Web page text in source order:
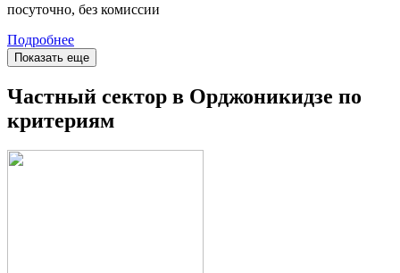
посуточно, без комиссии
Подробнее
Показать еще
Частный сектор в Орджоникидзе по
критериям